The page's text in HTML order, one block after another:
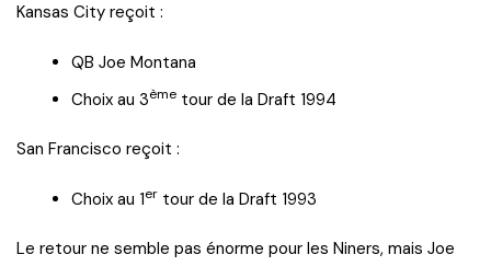
Kansas City reçoit :
QB Joe Montana
Choix au 3ème tour de la Draft 1994
San Francisco reçoit :
Choix au 1er tour de la Draft 1993
Le retour ne semble pas énorme pour les Niners, mais Joe